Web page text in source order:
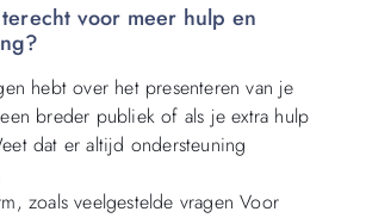
voor meer hulp en
hebt over het presenteren van je
breder publiek of als je extra hulp
dat er altijd ondersteuning
zoals veelgestelde vragen Voor